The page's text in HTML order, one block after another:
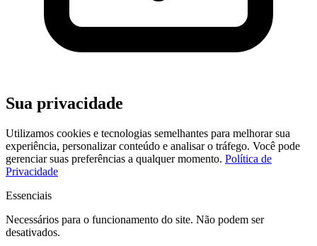
Sua privacidade
Utilizamos cookies e tecnologias semelhantes para melhorar sua
experiência, personalizar conteúdo e analisar o tráfego. Você pode
gerenciar suas preferências a qualquer momento. Política de
Privacidade
Essenciais
Necessários para o funcionamento do site. Não podem ser
desativados.